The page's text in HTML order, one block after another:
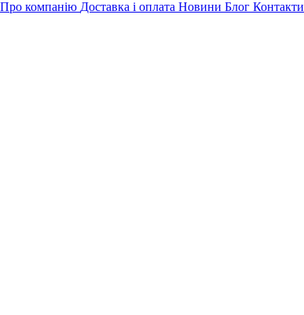
Про компанію Доставка і оплата Новини Блог Контакти